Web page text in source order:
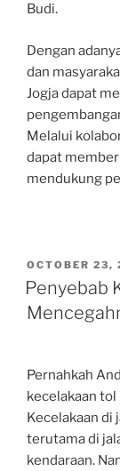
Budi.
Dengan
dan
Jogja dapat
Melalui
dapat
mendukung
POSTED
ON
OCTOBER 23,
Penyebab
Pernahkah
kecelakaan tol
Kecelakaan di
terutama di
kendaraan.